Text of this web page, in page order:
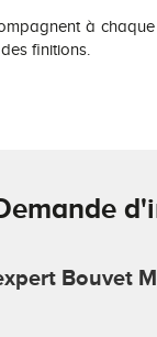
à
finitions.
Bouvet